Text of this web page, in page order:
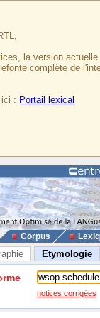
la version
complète de
: Portail lexical
Corpus
Etymologie
notices corrigées